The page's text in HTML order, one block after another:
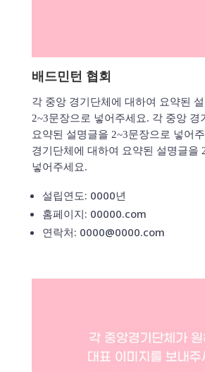
배드민턴 협회
각 중앙 경기단체에 대하여 요약된
2~3문장으로 넣어주세요. 각 중앙 경
요약된 설명글을 2~3문장으로 넣어
경기단체에 대하여 요약된 설명글을
넣어주세요.
설립연도: 0000년
홈페이지: 00000.com
연락처: 0000@0000.com